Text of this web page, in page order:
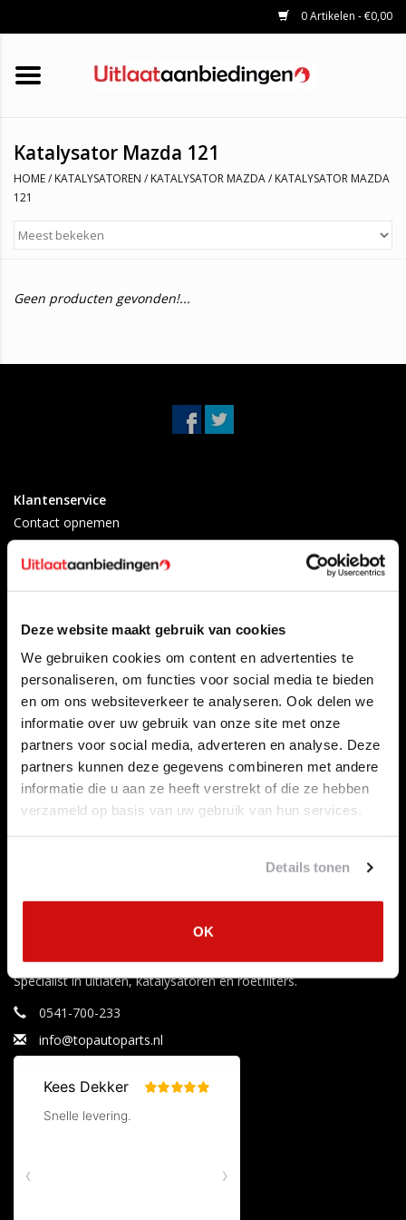
Deze website maakt gebruik van cookies
We gebruiken cookies om content en advertenties te
personaliseren, om functies voor social media te bieden
en om ons websiteverkeer te analyseren. Ook delen we
informatie over uw gebruik van onze site met onze
partners voor social media, adverteren en analyse. Deze
partners kunnen deze gegevens combineren met andere
informatie die u aan ze heeft verstrekt of die ze hebben
verzameld op basis van uw gebruik van hun services.
Details tonen
OK
0 Artikelen - €0,00
HOME
KATALYSATOREN
UNIVERSELE UITLAATDELEN
MERKEN
Katalysator Mazda 121
HOME/ KATALYSATOREN / KATALYSATOR MAZDA/ KATALYSATOR MAZDA
121
Geen producten gevonden!...
Klantenservice
Contact opnemen
Over ons
Betaalmethoden
Algemene voorwaarden
Privacy Policy
Verzenden & retourneren
Afkoelingsperiode
Klachten
Garantievoorwaarden
Formulier Herroepingsrecht
Producten
Alle producten
Tags
Mijn account
Registreren
Mijn verlanglijst
Uitlaataanbiedingen
Specialist in uitlaten, katalysatoren en roetfilters.
0541-700-233
info@topautoparts.nl